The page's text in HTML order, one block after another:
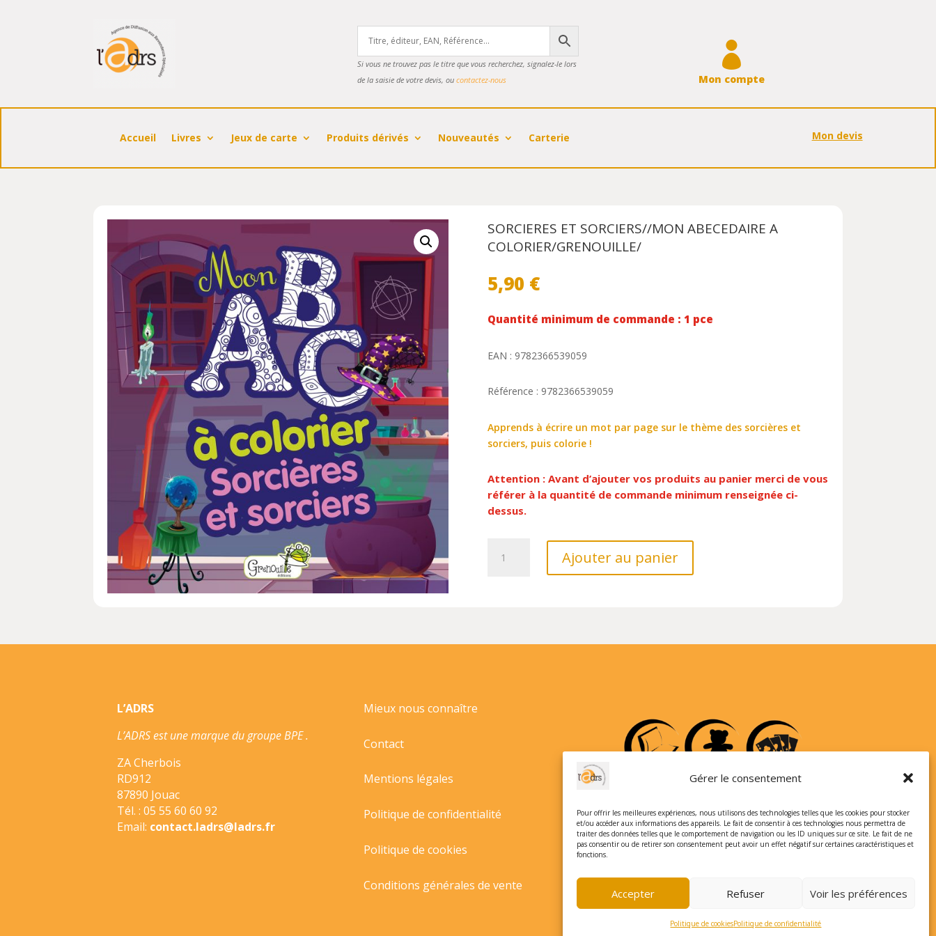
Gérer le consentement
Pour offrir les meilleures expériences, nous utilisons des technologies telles que les cookies pour stocker
et/ou accéder aux informations des appareils. Le fait de consentir à ces technologies nous permettra de
traiter des données telles que le comportement de navigation ou les ID uniques sur ce site. Le fait de ne
pas consentir ou de retirer son consentement peut avoir un effet négatif sur certaines caractéristiques et
fonctions.
Accepter Refuser Voir les préférences
Politique de cookiesPolitique de confidentialité
Si vous ne trouvez pas le titre que vous recherchez, signalez-le lors
de la saisie de votre devis, ou contactez-nous

Mon compte
Accueil Livres Jeux de carte Produits dérivés Nouveautés Carterie Mon devis
SORCIERES ET SORCIERS//MON ABECEDAIRE A
COLORIER/GRENOUILLE/
5,90 €
Quantité minimum de commande : 1 pce
EAN : 9782366539059
Référence : 9782366539059
Apprends à écrire un mot par page sur le thème des sorcières et
sorciers, puis colorie !
Attention : Avant d’ajouter vos produits au panier merci de vous
référer à la quantité de commande minimum renseignée ci-
dessus.
A
Ajouter au panier
L’ADRS
L’ADRS est une marque du groupe BPE .
ZA Cherbois
RD912
87890 Jouac
Tél. : 05 55 60 60 92
Email: contact.ladrs@ladrs.fr
Mieux nous connaître
Contact
Mentions légales
Politique de confidentialité
Politique de cookies
Conditions générales de vente